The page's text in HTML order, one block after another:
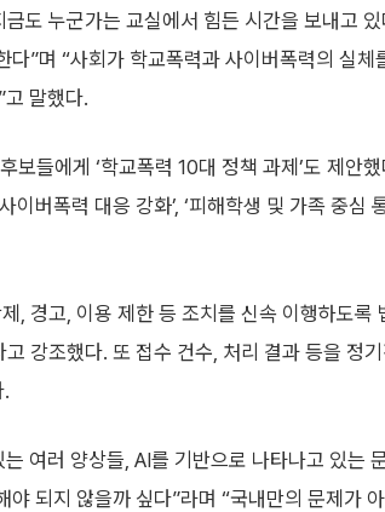
도 누군가는 교실에서 힘든 시간을 보내고 있
”며 “사회가 학교폭력과 사이버폭력의 실체
말했다.
들에게 ‘학교폭력 10대 정책 과제’도 제안했
버폭력 대응 강화’, ‘피해학생 및 가족 중심
, 경고, 이용 제한 등 조치를 신속 이행하도록
강조했다. 또 접수 건수, 처리 결과 등을 정
여러 양상들, AI를 기반으로 나타나고 있는
되지 않을까 싶다”라며 “국내만의 문제가